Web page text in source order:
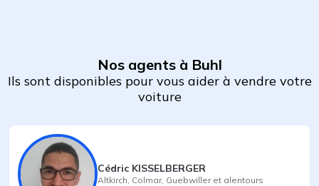
Nos agents à Buhl
Ils sont disponibles pour vous aider à vendre votre
voiture
Cédric KISSELBERGER
Altkirch Colmar, Guebwilleret alentours